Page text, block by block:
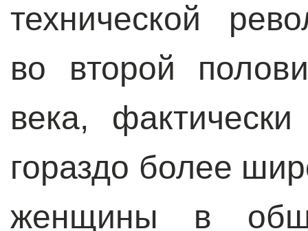
технической
во второй
века,
гораздо более
женщины в